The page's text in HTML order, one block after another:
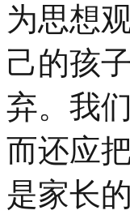
为思想
己的孩
弃。我
而还应
是家长